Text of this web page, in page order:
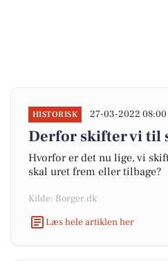
HISTORISK 27-03-2022 08:00
Derfor skifter vi til
Hvorfor er det nu lige, vi
skal uret frem eller tilbage?
Kilde: Borger.dk
Læs hele artiklen her